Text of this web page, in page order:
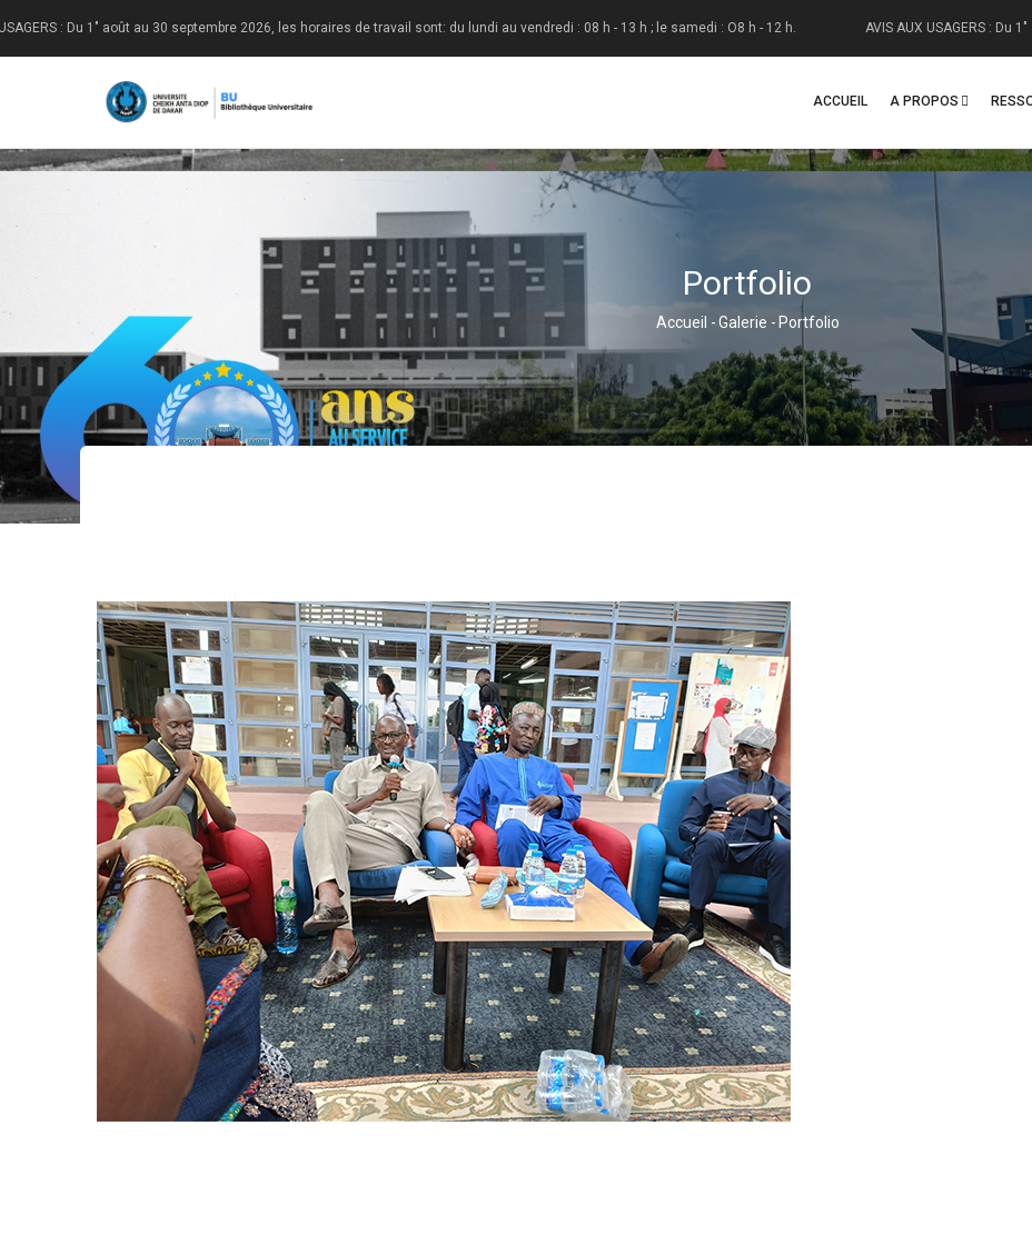
: Du 1" août au 30 septembre 2026, les horaires de travail sont: du lundi au vendredi : 08 h - 13 h ; le samedi : O8 h - 12 h. AVIS AUX USAGERS : Du 1"
Principale
ACCUEIL A PROPOS
Portfolio
Fil
D'Ariane
Accueil -Galerie -Portfolio